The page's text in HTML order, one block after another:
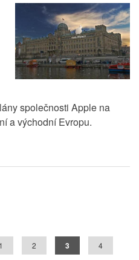
společnosti Apple na
a východní Evropu.
Stránka
1 Stránka
2 Aktuální
stránka
3 Stránka
4